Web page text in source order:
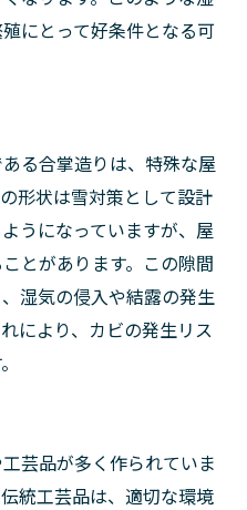
にとって好条件となる可
る合掌造りは、特殊な屋
形状は雪対策として設計
うになっていますが、屋
とがあります。この隙間
湿気の侵入や結露の発生
により、カビの発生リス
芸品が多く作られていま
統工芸品は、適切な環境